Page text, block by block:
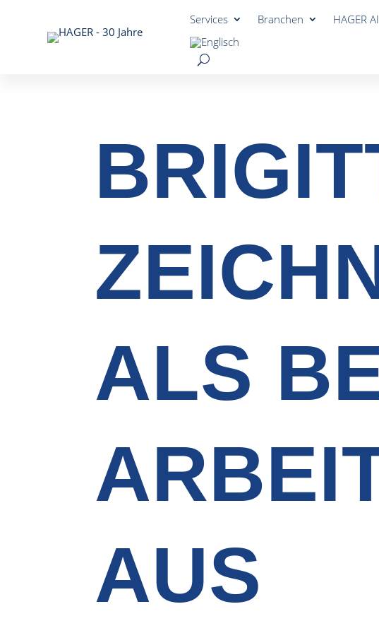
Services Branchen HAGER AI
ALS
AUS